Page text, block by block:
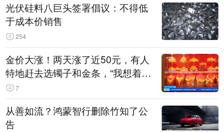
光伏硅料八巨头签署倡议：不得低
于成本价销售
254
金价大涨！两天涨了近50元，有人
特地赶去选镯子和金条，“我想着买
起来可以保值，小批量进一些货”
7
从善如流？鸿蒙智行删除竹知了公
告